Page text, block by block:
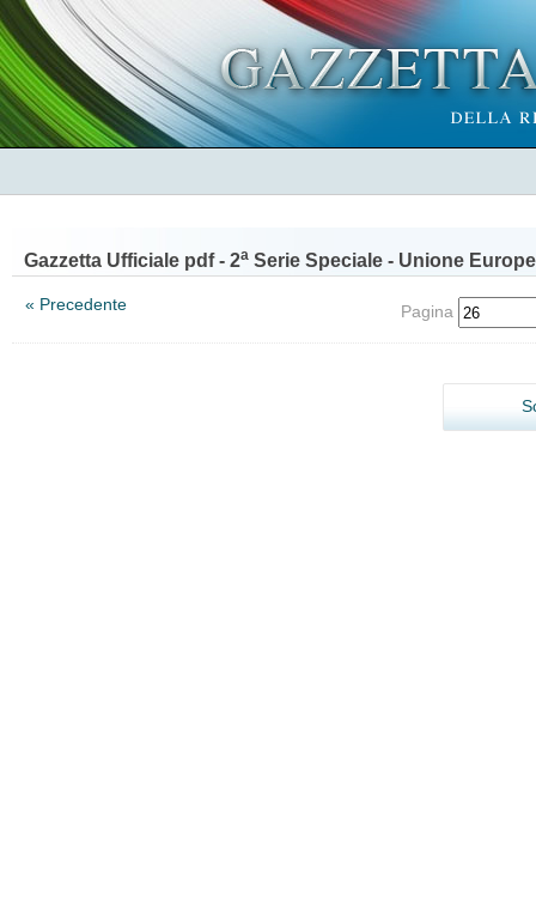
Gazzetta Ufficiale pdf - 2a Serie Speciale - Unione
« Precedente Pagina